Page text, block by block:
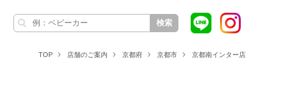
検索
TOP 店舗のご案内 京都府 京都市 京都南インター店